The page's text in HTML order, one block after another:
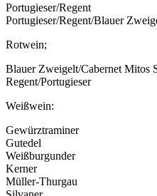
Portugieser/Regent
Portugieser/Regent/Blauer
Rotwein;
Blauer Zweigelt/Cabernet Mitos
Regent/Portugieser
Weißwein:
Gewürztraminer
Gutedel
Weißburgunder
Kerner
Müller-Thurgau